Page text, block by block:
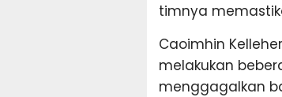
timnya
Caoimhin
melakukan
menggagalkan